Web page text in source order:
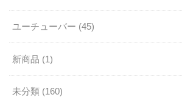
ユーチューバー (45)
新商品 (1)
未分類 (160)